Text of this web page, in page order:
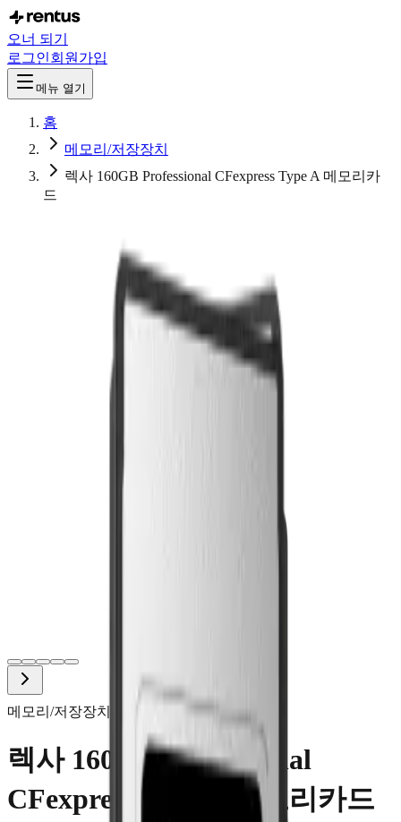
오너 되기
로그인회원가입
메뉴 열기
홈
메모리/저장장치
렉사 160GB Professional CFexpress Type A 메모리카
드
메모리/저장장치 즉시 예약
렉사 160GB Professional
CFexpress Type A 메모리카드